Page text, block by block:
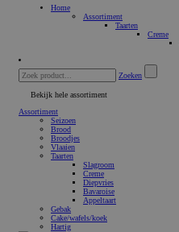
Home
Assortiment
Taarten
Creme
Zoeken
Bekijk hele assortiment
Assortiment
Seizoen
Brood
Broodjes
Vlaaien
Taarten
Slagroom
Creme
Diepvries
Bavaroise
Appeltaart
Gebak
Cake/wafels/koek
Hartig